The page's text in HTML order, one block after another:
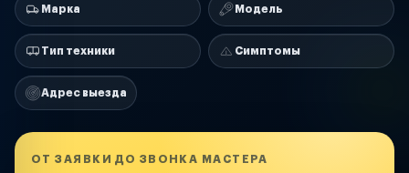
Марка Модель
Тип техники Симптомы
Адрес выезда
ОТ ЗАЯВКИ ДО ЗВОНКА МАСТЕРА